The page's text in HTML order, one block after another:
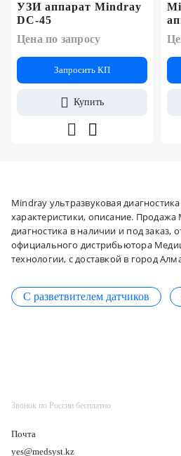
УЗИ аппарат Mindray
DC-45
Цена по запросу
Запросить КП
Купить
Mindray ультразвуковая
характеристики, описание. Продажа
диагностика в наличии и под заказ,
официального дистрибьютора
технологии, с доставкой в город
С разветвителем датчиков
Звонок по России бесплатно
Почта
yes@medsyst.kz